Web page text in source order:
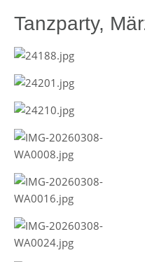
Tanzparty,